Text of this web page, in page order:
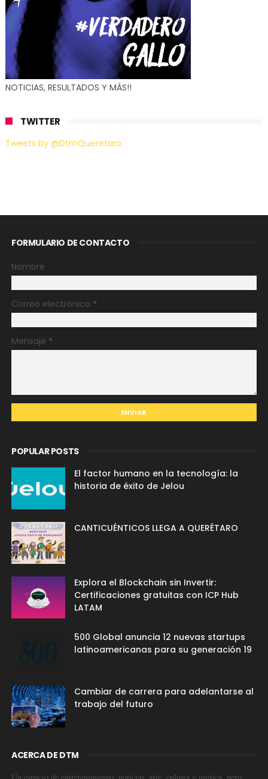
NOTICIAS, RESULTADOS Y MÁS!!
TWITTER
Tweets by @DtmQueretaro
FORMULARIO DE CONTACTO
Nombre
Correo electrónico *
Mensaje *
POPULAR POSTS
El factor humano en la tecnología: la
historia de éxito de Jelou
CANTICUÉNTICOS LLEGA A QUERÉTARO
Explora el Blockchain sin Invertir:
Certificaciones gratuitas con ICP Hub
LATAM
500 Global anuncia 12 nuevas startups
latinoamericanas para su generación 19
Cambiar de carrera para adelantarse al
trabajo del futuro
ACERCA DE DTM